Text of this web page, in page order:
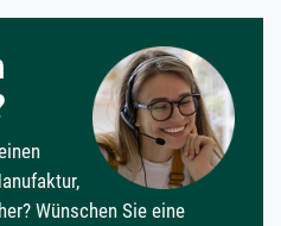
Wünschen Sie eine